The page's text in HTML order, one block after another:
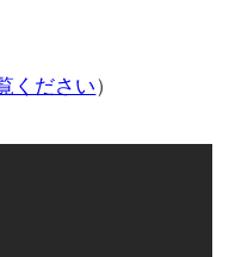
ください）